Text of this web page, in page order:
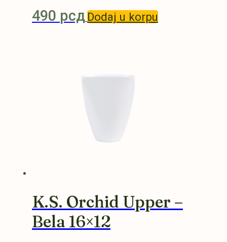
490 рсд Dodaj u korpu
K.S. Orchid Upper –
Bela 16×12